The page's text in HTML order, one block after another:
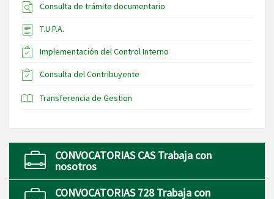
Consulta de trámite documentario
T.U.P.A.
Implementación del Control Interno
Consulta del Contribuyente
Transferencia de Gestion
CONVOCATORIAS CAS Trabaja con
nosotros
CONVOCATORIAS 728 Trabaja con